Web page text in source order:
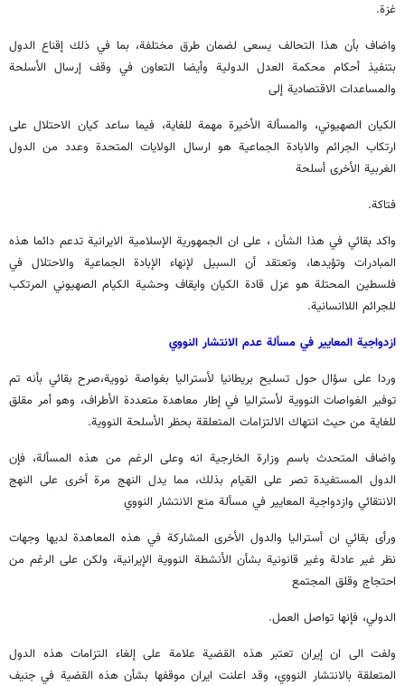
غزة.
واضاف بأن هذا التحالف يسعى لضمان طرق مختلفة، بما في ذلك إقناع الدول
بتنفيذ أحكام محكمة العدل الدولية وأيضا التعاون في وقف إرسال الأسلحة
والمساعدات الاقتصادية إلى
الكيان الصهيوني، والمسألة الأخيرة مهمة للغاية، فيما ساعد كيان الاحتلال على
ارتكاب الجرائم والابادة الجماعية هو ارسال الولايات المتحدة وعدد من الدول
الغربية الأخرى أسلحة
فتاكة.
واكد بقائي في هذا الشأن ، على ان الجمهورية الإسلامية الايرانية تدعم دائما هذه
المبادرات وتؤيدها، وتعتقد أن السبيل لإنهاء الإبادة الجماعية والاحتلال في
فلسطين المحتلة هو عزل قادة الكيان وايقاف وحشية الكيام الصهيوني المرتكب
للجرائم اللاانسانية.
ازدواجية المعايير في مسألة عدم الانتشار النووي
وردا على سؤال حول تسليح بريطانيا لأستراليا بغواصة نووية،صرح بقائي بأنه تم
توفير الغواصات النووية لأستراليا في إطار معاهدة متعددة الأطراف، وهو أمر مقلق
للغاية من حيث انتهاك الالتزامات المتعلقة بحظر الأسلحة النووية.
واضاف المتحدث باسم وزارة الخارجية انه وعلى الرغم من هذه المسألة، فإن
الدول المستفيدة تصر على القيام بذلك، مما يدل النهج مرة أخرى على النهج
الانتقائي وازدواجية المعايير في مسألة منع الانتشار النووي
ورأى بقائي ان أستراليا والدول الأخرى المشاركة في هذه المعاهدة لديها وجهات
نظر غير عادلة وغير قانونية بشأن الأنشطة النووية الإيرانية، ولكن على الرغم من
احتجاج وقلق المجتمع
الدولي، فإنها تواصل العمل.
ولفت الى ان إيران تعتبر هذه القضية علامة على إلغاء التزامات هذه الدول
المتعلقة بالانتشار النووي، وقد اعلنت ايران موقفها بشأن هذه القضية في جنيف